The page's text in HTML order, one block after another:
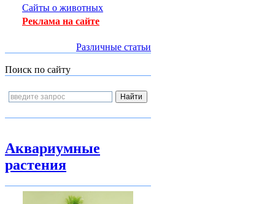
Сайты о животных
Реклама на сайте
Различные статьи
Поиск по сайту
Аквариумные
растения